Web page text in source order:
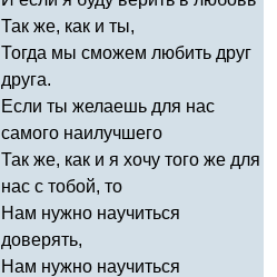
Так же, как и ты,
Тогда мы сможем любить друг
друга.
Если ты желаешь для нас
самого наилучшего
Так же, как и я хочу того же для
нас с тобой, то
Нам нужно научиться
доверять,
Нам нужно научиться